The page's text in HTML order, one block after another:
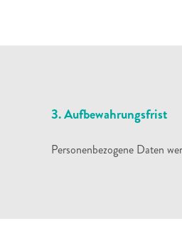
3. Aufbewahrungsfrist
Personenbezogene Daten